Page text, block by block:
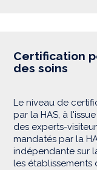
Certification
des soins
Le niveau de
par la HAS, à
des experts-
mandatés par la
indépendante sur
les établissements